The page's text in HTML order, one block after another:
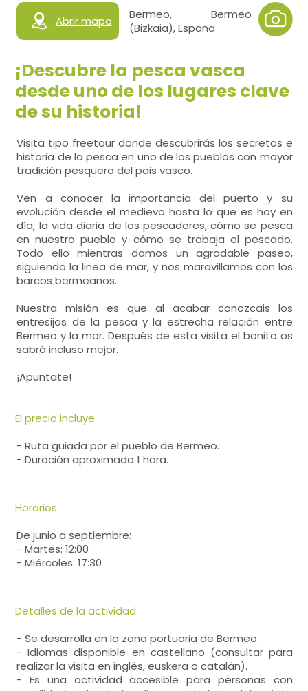
Abrir mapa
Bermeo, Bermeo
(Bizkaia), España
¡Descubre la pesca vasca
desde uno de los lugares clave
de su historia!
Visita tipo freetour donde descubrirás los secretos e
historia de la pesca en uno de los pueblos con mayor
tradición pesquera del pais vasco.
Ven a conocer la importancia del puerto y su
evolución desde el medievo hasta lo que es hoy en
día, la vida diaria de los pescadores, cómo se pesca
en nuestro pueblo y cómo se trabaja el pescado.
Todo ello mientras damos un agradable paseo,
siguiendo la linea de mar, y nos maravillamos con los
barcos bermeanos.
Nuestra misión es que al acabar conozcais los
entresijos de la pesca y la estrecha relación entre
Bermeo y la mar. Después de esta visita el bonito os
sabrá incluso mejor.
¡Apuntate!
El precio incluye
- Ruta guiada por el pueblo de Bermeo.
- Duración aproximada 1 hora.
Horarios
De junio a septiembre:
- Martes: 12:00
- Miércoles: 17:30
Detalles de la actividad
- Se desarrolla en la zona portuaria de Bermeo.
- Idiomas disponible en castellano (consultar para
realizar la visita en inglés, euskera o catalán).
- Es una actividad accesible para personas con